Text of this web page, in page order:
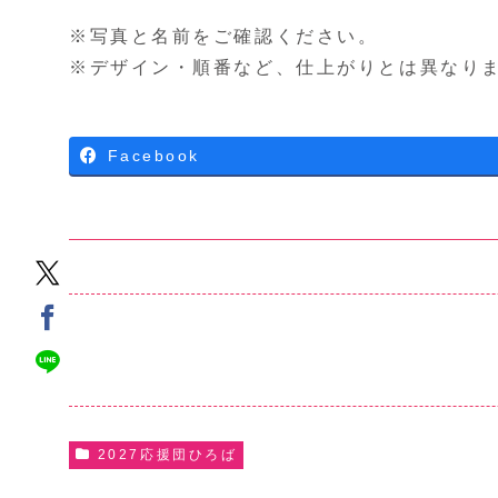
※写真と名前をご確認ください。
※デザイン・順番など、仕上がりとは異なりま
Facebook
2027応援団ひろば